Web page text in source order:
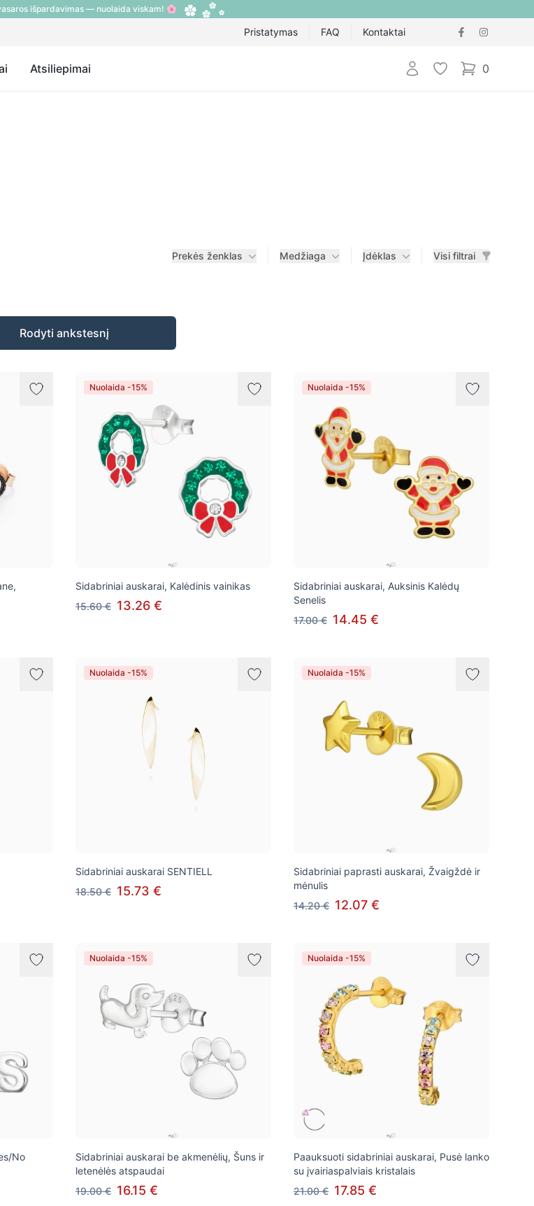
išpardavimas — nuolaida viskam! 🌸
Pristatymas FAQ Kontaktai
Atsiliepimai PrisijungtiPageidavimų
0
items in cart,
Prekės ženklas Medžiaga Įdėklas Visi filtrai
Rodyti ankstesnį
Nuolaida -15%
Sidabriniai auskarai, Kalėdinis vainikas
15.60 € 13.26 €
Nuolaida -15%
Sidabriniai auskarai, Auksinis Kalėdų
Senelis
17.00 € 14.45 €
Nuolaida -15%
Sidabriniai auskarai SENTIELL
18.50 € 15.73 €
Nuolaida -15%
Sidabriniai paprasti auskarai, Žvaigždė ir
mėnulis
14.20 € 12.07 €
No
Nuolaida -15%
Sidabriniai auskarai be akmenėlių, Šuns ir
letenėlės atspaudai
19.00 € 16.15 €
Nuolaida -15%
Paauksuoti sidabriniai auskarai, Pusė lanko
su įvairiaspalviais kristalais
21.00 € 17.85 €